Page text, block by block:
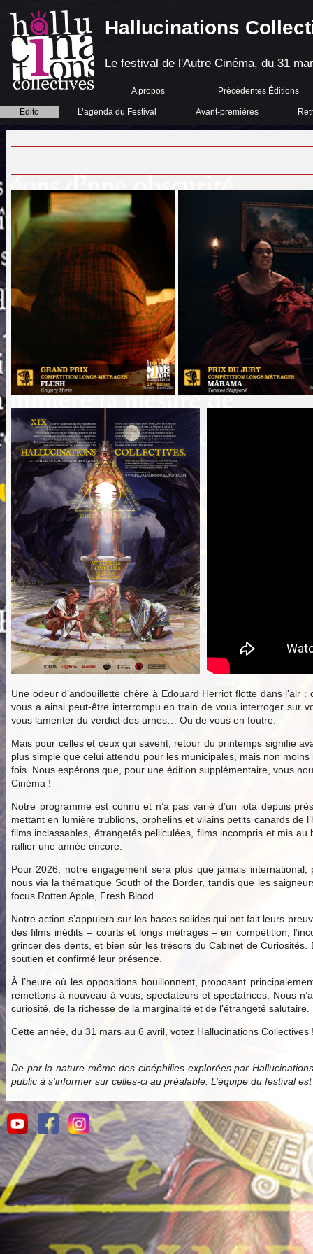
Hallucinations
Le festival de l'Autre Cinéma, du 31
A propos Précédentes Éditions
Edito L’agenda du Festival Avant-premières
Une odeur d’andouillette chère à Edouard Herriot flotte dans
vous a ainsi peut-être interrompu en train de vous interroger sur
vous lamenter du verdict des urnes… Ou de vous en foutre.
Mais pour celles et ceux qui savent, retour du printemps signifie
plus simple que celui attendu pour les municipales, mais non
fois. Nous espérons que, pour une édition supplémentaire, vous
Cinéma !
Notre programme est connu et n’a pas varié d’un iota depuis
mettant en lumière trublions, orphelins et vilains petits canards de
films inclassables, étrangetés pelliculées, films incompris et mis
rallier une année encore.
Pour 2026, notre engagement sera plus que jamais
nous via la thématique South of the Border, tandis que les
focus Rotten Apple, Fresh Blood.
Notre action s’appuiera sur les bases solides qui ont fait leurs
des films inédits – courts et longs métrages – en compétition,
grincer des dents, et bien sûr les trésors du Cabinet de
soutien et confirmé leur présence.
À l’heure où les oppositions bouillonnent, proposant
remettons à nouveau à vous, spectateurs et spectatrices. Nous
curiosité, de la richesse de la marginalité et de l’étrangeté salutaire.
Cette année, du 31 mars au 6 avril, votez Hallucinations Collectives
De par la nature même des cinéphilies explorées par
public à s’informer sur celles-ci au préalable. L’équipe du festival